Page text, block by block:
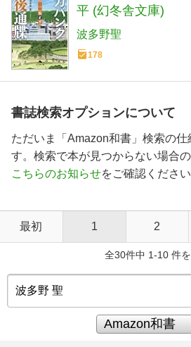
平 (幻冬舎文庫)
波多野聖
178
書誌検索オプションについて
ただいま「Amazon和書」検索の仕
す。検索で本が見つからない場合
こちらのお知らせをご確認ください
最初 1 2
全30件中 1-10 件